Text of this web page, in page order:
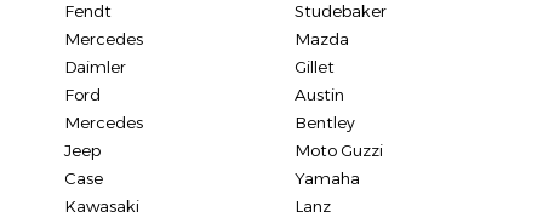
Fendt
Studebaker
Mercedes
Mazda
Daimler
Gillet
Ford
Austin
Mercedes
Bentley
Jeep
Moto Guzzi
Case
Yamaha
Kawasaki
Lanz